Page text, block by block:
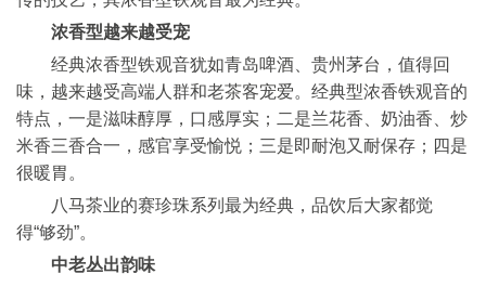
浓香型越来越受宠
经典浓香型铁观音犹如青岛啤酒、贵州茅台，值得回
味，越来越受高端人群和老茶客宠爱。经典型浓香铁观音的
特点，一是滋味醇厚，口感厚实；二是兰花香、奶油香、炒
米香三香合一，感官享受愉悦；三是即耐泡又耐保存；四是
很暖胃。
八马茶业的赛珍珠系列最为经典，品饮后大家都觉
得“够劲”。
中老丛出韵味